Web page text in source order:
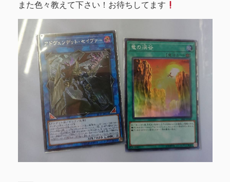
また色々教えて下さい！お待ちしてます